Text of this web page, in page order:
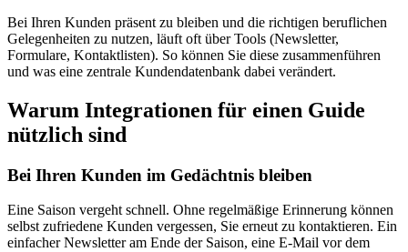
Bei Ihren Kunden präsent zu bleiben und die richtigen beruflichen
Gelegenheiten zu nutzen, läuft oft über Tools (Newsletter,
Formulare, Kontaktlisten). So können Sie diese zusammenführen
und was eine zentrale Kundendatenbank dabei verändert.
Warum Integrationen für einen Guide
nützlich sind
Bei Ihren Kunden im Gedächtnis bleiben
Eine Saison vergeht schnell. Ohne regelmäßige Erinnerung können
selbst zufriedene Kunden vergessen, Sie erneut zu kontaktieren. Ein
einfacher Newsletter am Ende der Saison, eine E-Mail vor dem